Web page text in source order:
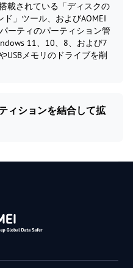
載されている「ディスクの
」ツール、およびAOMEI
ーティのパーティション管
11、10、8、および7
USBメモリのドライブを削
ィションを結合して拡